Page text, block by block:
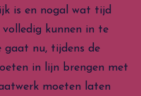
is en nogal wat tijd
kunnen in te
gaat nu, tijdens de
in lijn brengen met
moeten laten